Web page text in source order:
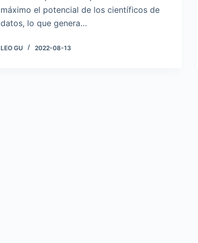
máximo el potencial de los científicos de
datos, lo que genera…
LEO GU 2022-08-13